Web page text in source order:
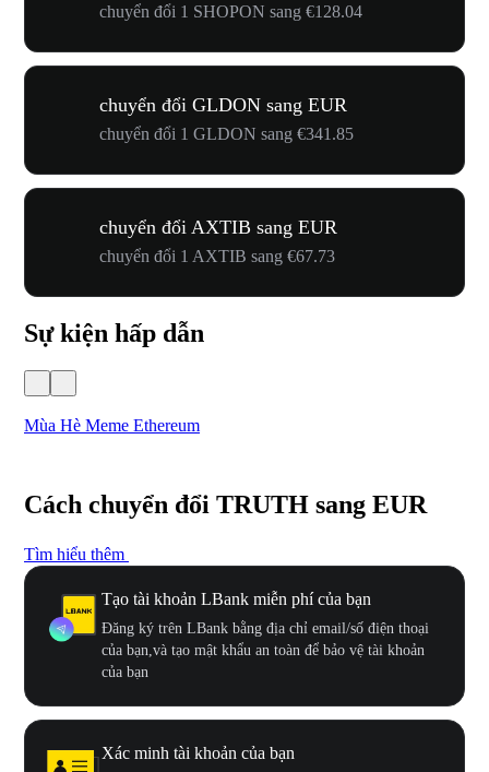
chuyển đổi 1 SHOPON sang €128.04
chuyển đổi GLDON sang EUR
chuyển đổi 1 GLDON sang €341.85
chuyển đổi AXTIB sang EUR
chuyển đổi 1 AXTIB sang €67.73
Sự kiện hấp dẫn
Mùa Hè Meme Ethereum
Cách chuyển đổi TRUTH sang EUR
Tìm hiểu thêm
Tạo tài khoản LBank miễn phí của bạn
Đăng ký trên LBank bằng địa chỉ email/số điện thoại
của bạn,và tạo mật khẩu an toàn để bảo vệ tài khoản
của bạn
Xác minh tài khoản của bạn